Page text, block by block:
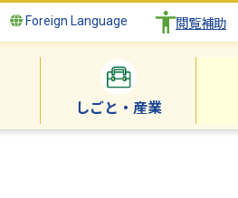
Foreign Language 閲覧補助
しごと・産業